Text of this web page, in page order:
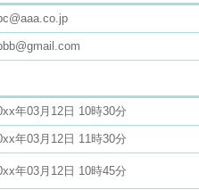
年03月12日 10時30分
年03月12日 11時30分
年03月12日 10時45分